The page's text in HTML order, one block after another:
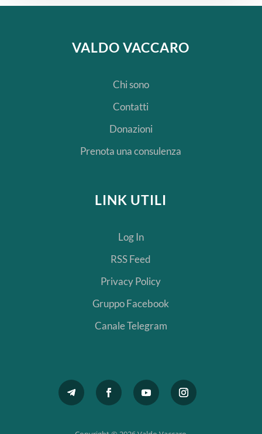
VALDO VACCARO
Chi sono
Contatti
Donazioni
Prenota una consulenza
LINK UTILI
Log In
RSS Feed
Privacy Policy
Gruppo Facebook
Canale Telegram